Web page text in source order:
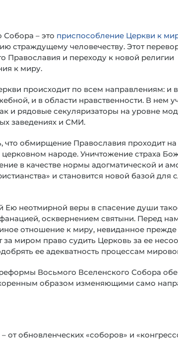
Собора – это приспособление Церкви к
страждущему человечеству. Этот
Православия и переходу к новой религии
к миру.
происходит по всем направлениям: и
и в области нравственности. В нем
и рядовые секуляризаторы на уровне
заведениях и СМИ.
что обмирщение Православия проходит
народе. Уничтожение страха
в качестве нормы адогматической и
и становится новой базой для
неотмирной веры в спасение души
осквернением святыни. Перед
отношение к миру, невиданное прежде
миром право судить Церковь за ее
ее адекватность процессам
Восьмого Вселенского Собора
образом изменяющими само
от обновленческих «соборов» и